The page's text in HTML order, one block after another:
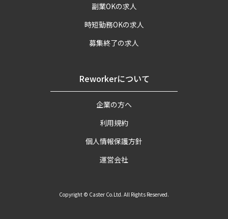
副業OKの求人
時短勤務OKの求人
募集終了の求人
Reworkerについて
企業の方へ
利用規約
個人情報保護方針
運営会社
Copyright © Caster Co.Ltd. All Rights Reserved.